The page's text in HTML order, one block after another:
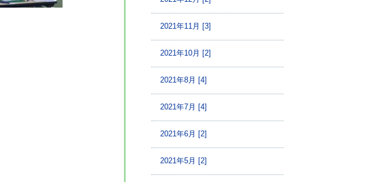
2021年11月 [3]
2021年10月 [2]
2021年8月 [4]
2021年7月 [4]
2021年6月 [2]
2021年5月 [2]